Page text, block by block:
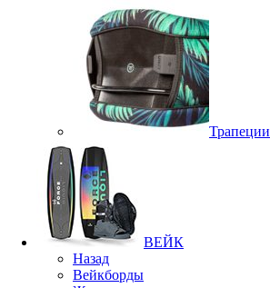
Трапеции
ВЕЙК
Назад
Вейкборды